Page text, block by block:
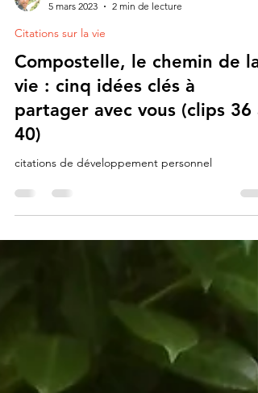
5 mars 2023
2 min de lecture
Citations sur la vie
Compostelle, le chemin de la
vie : cinq idées clés à
partager avec vous (clips 36 à
40)
citations de développement personnel